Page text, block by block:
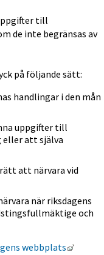
till
de inte begränsas av
på följande sätt:
handlingar i den mån
uppgifter till
eller att själva
att närvara vid
när riksdagens
och
webbplats
Länk